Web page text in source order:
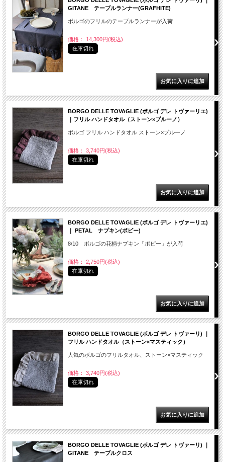
GITANE テーブルランナー(GRAFHITE)
ボルゴのフリルのテーブルランナーが入荷
価格： 14,300円(税込)
在庫切れ
BORGO DELLE TOVAGLIE (ボルゴ デレ トヴァーリエ)
｜フリル ハンドタオル（ストーン×プルーノ）
ボルゴ フリル ハンドタオル ストーン×プルーノ
価格： 3,740円(税込)
在庫切れ
BORGO DELLE TOVAGLIE (ボルゴ デレ トヴァーリエ)
｜ PETAL ナプキン(ポピー)
8/10 ボルゴの花柄ナプキン「ポピー」が入荷
価格： 2,750円(税込)
在庫切れ
BORGO DELLE TOVAGLIE (ボルゴ デレ トヴァーリ) ｜
フリル ハンドタオル（ストーン×マスティック）
人気のボルゴのフリルタオル、ストーン×マスティック
価格： 3,740円(税込)
在庫切れ
BORGO DELLE TOVAGLIE (ボルゴ デレ トヴァーリ) ｜
GITANE テーブルクロス